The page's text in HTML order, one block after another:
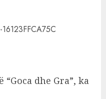
dhe Gra”, ka